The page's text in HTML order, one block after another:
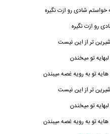
خواستم شادی رو ازت نگیره
رو ازت نگیره
تر از این نیست
تو میخندن
تو به رویه غصه میبندن
تر از این نیست
تو میخندن
تو به رویه غصه میبندن